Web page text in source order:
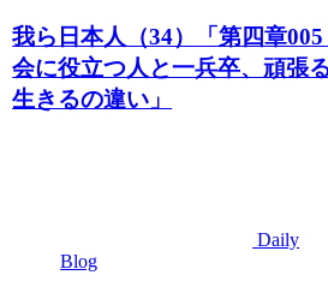
我ら日本人（34）「第四章005
会に役立つ人と一兵卒、頑張
生きるの違い」
Daily
Blog